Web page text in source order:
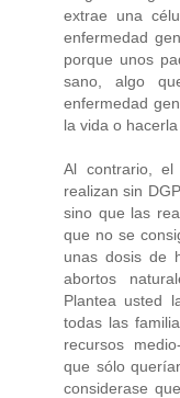
extrae una
enfermedad
porque unos
sano, algo
enfermedad
la vida o
Al contrario,
realizan sin
sino que las
que no se
unas dosis de
abortos
Plantea usted
todas las
recursos
que sólo
considerase